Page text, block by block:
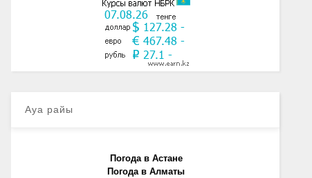
Ауа райы
Погода в Астане
Погода в Алматы